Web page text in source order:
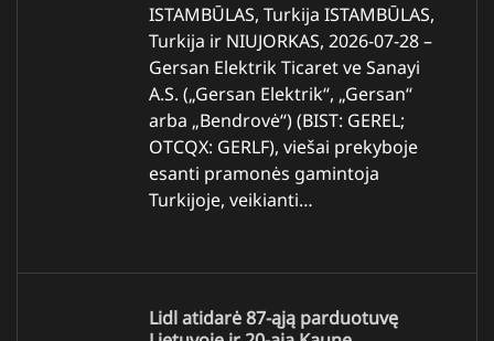
ISTAMBŪLAS, Turkija ISTAMBŪLAS,
Turkija ir NIUJORKAS, 2026-07-28 –
Gersan Elektrik Ticaret ve Sanayi
A.S. („Gersan Elektrik“, „Gersan“
arba „Bendrovė“) (BIST: GEREL;
OTCQX: GERLF), viešai prekyboje
esanti pramonės gamintoja
Turkijoje, veikianti…
Lidl atidarė 87-ąją parduotuvę